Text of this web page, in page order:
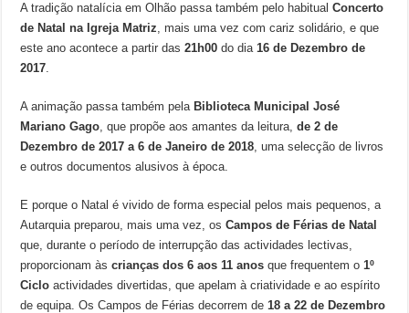
A tradição natalícia em Olhão passa também pelo habitualConcerto
de Natal na Igreja Matriz, mais uma vez com cariz solidário, e que
este ano acontece a partir das21h00 do dia16 de Dezembro de
2017.
A animação passa também pela Biblioteca Municipal José
Mariano Gago, que propõe aos amantes da leitura,de 2 de
Dezembro de 2017 a 6 de Janeiro de 2018, uma selecção de livros
e outros documentos alusivos à época.
E porque o Natal é vivido de forma especial pelos mais pequenos, a
Autarquia preparou, mais uma vez, osCampos de Férias de Natal
que, durante o período de interrupção das actividades lectivas,
proporcionam àscrianças dos 6 aos 11 anos que frequentem o1º
Ciclo actividades divertidas, que apelam à criatividade e ao espírito
de equipa. Os Campos de Férias decorrem de18 a 22 de Dezembro